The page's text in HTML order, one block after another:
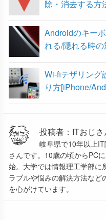
除・消去する方
Androidのキー
れる/隠れる時
Wi-fiテザリング
り方[iPhone/
投稿者：ITおじさ
岐阜県で10年以上
さんです。10歳の頃からPC
始。大学では情報理工学部に
ラブルや悩みの解決方法な
を心がけています。